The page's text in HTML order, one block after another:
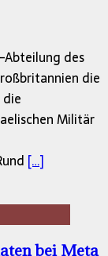
des
die
Militär
[…]
bei Meta